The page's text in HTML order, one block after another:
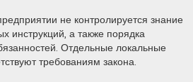
не контролируется знание
инструкций, а также порядка
Отдельные локальные
требованиям закона.